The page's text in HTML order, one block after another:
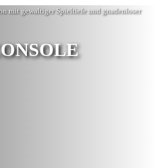
mit gewaltiger Spieltiefe und gnadenloser